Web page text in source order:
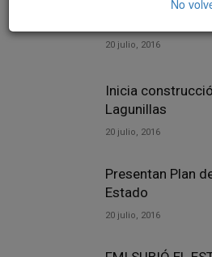
Michoacán hay
20 julio, 2016
Inicia
Lagunillas
20 julio, 2016
Presentan Plan
Estado
20 julio, 2016
No